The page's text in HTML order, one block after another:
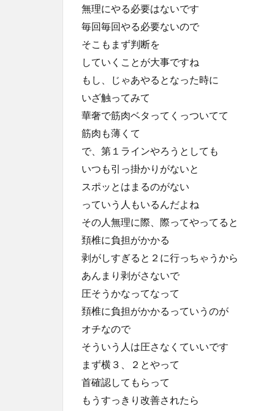
無理にやる必要はないです
毎回毎回やる必要ないので
そこもまず判断を
していくことが大事ですね
もし、じゃあやるとなった時に
いざ触ってみて
華奢で筋肉ベタってくっついてて
筋肉も薄くて
で、第１ラインやろうとしても
いつも引っ掛かりがないと
スポッとはまるのがない
っていう人もいるんだよね
その人無理に際、際ってやってると
頚椎に負担がかかる
剥がしすぎると２に行っちゃうから
あんまり剥がさないで
圧そうかなってなって
頚椎に負担がかかるっていうのが
オチなので
そういう人は圧さなくていいです
まず横３、２とやって
首確認してもらって
もうすっきり改善されたら